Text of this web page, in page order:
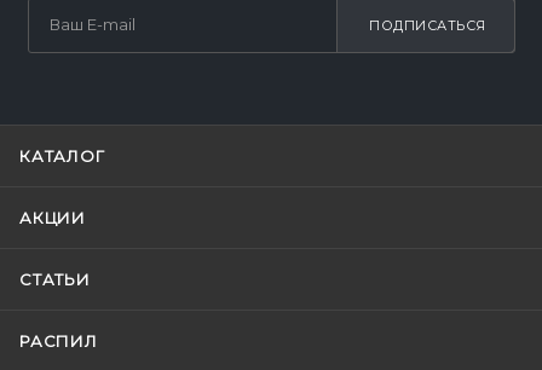
ПОДПИСАТЬСЯ
КАТАЛОГ
АКЦИИ
СТАТЬИ
РАСПИЛ